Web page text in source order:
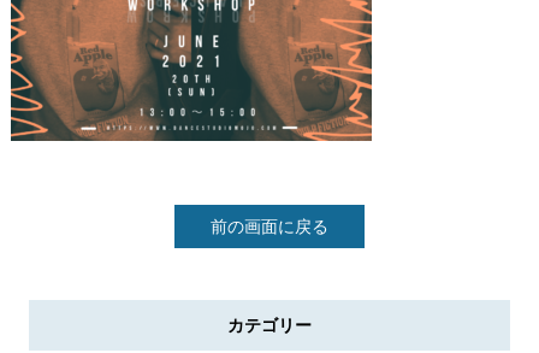
前の画面に戻る
カテゴリー